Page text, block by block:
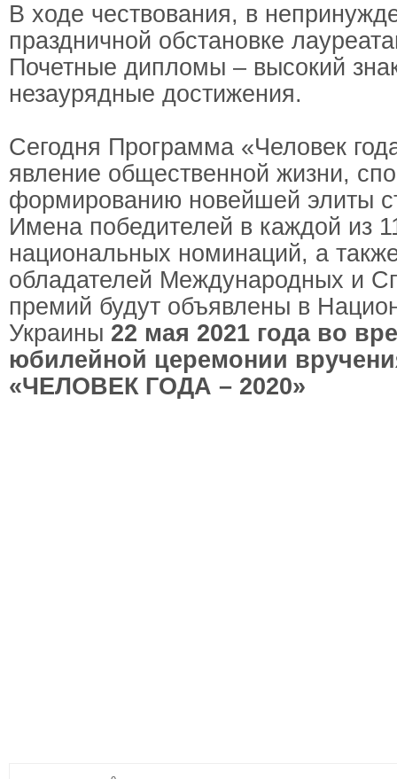
В ходе чествования, в
праздничной обстановке
Почетные дипломы – высокий
незаурядные достижения.
Сегодня Программа «Человек
явление общественной жизни,
формированию новейшей элиты
Имена победителей в каждой из
национальных номинаций, а
обладателей Международных и
премий будут объявлены в
Украины 22 мая 2021 года во
юбилейной церемонии
«ЧЕЛОВЕК ГОДА – 2020»